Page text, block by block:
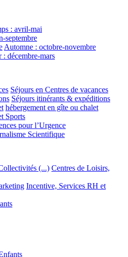
: avril-mai
septembre
Automne : octobre-novembre
: décembre-mars
Séjours en Centres de vacances
Séjours itinérants & expéditions
hébergement en gîte ou chalet
Sports
pour l’Urgence
Scientifique
(...) Centres de Loisirs,
Incentive, Services RH et